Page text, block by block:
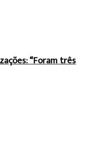
“Foram três